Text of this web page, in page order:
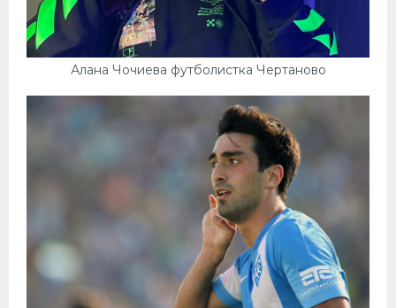
Алана Чочиева футболистка Чертаново